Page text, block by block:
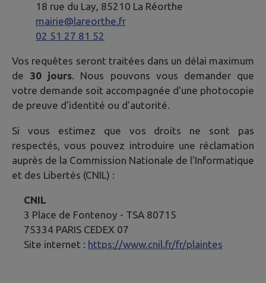
18 rue du Lay, 85210 La Réorthe
mairie@lareorthe.fr
02 51 27 81 52
Vos requêtes seront traitées dans un délai maximum
de 30 jours. Nous pouvons vous demander que
votre demande soit accompagnée d'une photocopie
de preuve d'identité ou d'autorité.
Si vous estimez que vos droits ne sont pas
respectés, vous pouvez introduire une réclamation
auprès de la Commission Nationale de l'Informatique
et des Libertés (CNIL) :
CNIL
3 Place de Fontenoy - TSA 80715
75334 PARIS CEDEX 07
Site internet : https://www.cnil.fr/fr/plaintes